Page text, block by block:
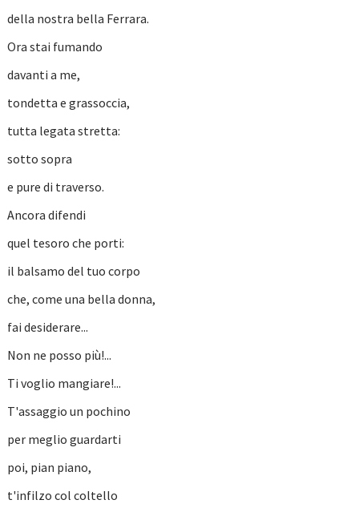
della nostra bella Ferrara.
Ora stai fumando
davanti a me,
tondetta e grassoccia,
tutta legata stretta:
sotto sopra
e pure di traverso.
Ancora difendi
quel tesoro che porti:
il balsamo del tuo corpo
che, come una bella donna,
fai desiderare...
Non ne posso più!...
Ti voglio mangiare!...
T'assaggio un pochino
per meglio guardarti
poi, pian piano,
t'infilzo col coltello